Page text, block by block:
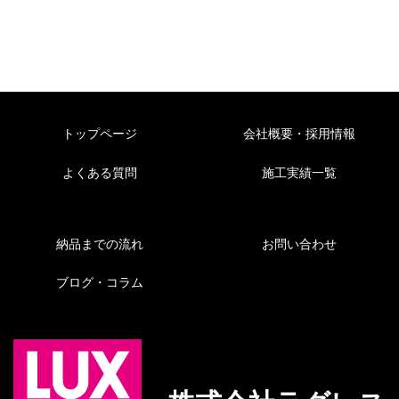
トップページ
よくある質問
会社概要・採用情報
施工実績一覧
納品までの流れ
ブログ・コラム
お問い合わせ